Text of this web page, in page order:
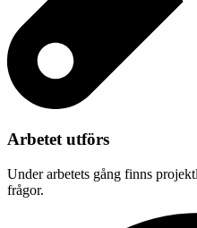
Arbetet utförs
Under arbetets gång finns
frågor.